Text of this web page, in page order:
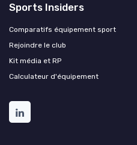
Sports Insiders
Comparatifs équipement sport
Rejoindre le club
Kit média et RP
Calculateur d'équipement